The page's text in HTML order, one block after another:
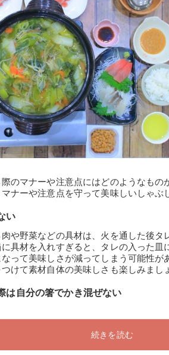
のマナーや注意点にはどのようなも
ナーや注意点を守って美味しいしゃぶ
い
や野菜などの具材は、火を通した後
具材を入れすぎると、タレの入った皿
って美味しさが減ってしまう可能性
けて素材自体の美味しさも楽しみまし
は自分の箸でかき混ぜない
続きを読む